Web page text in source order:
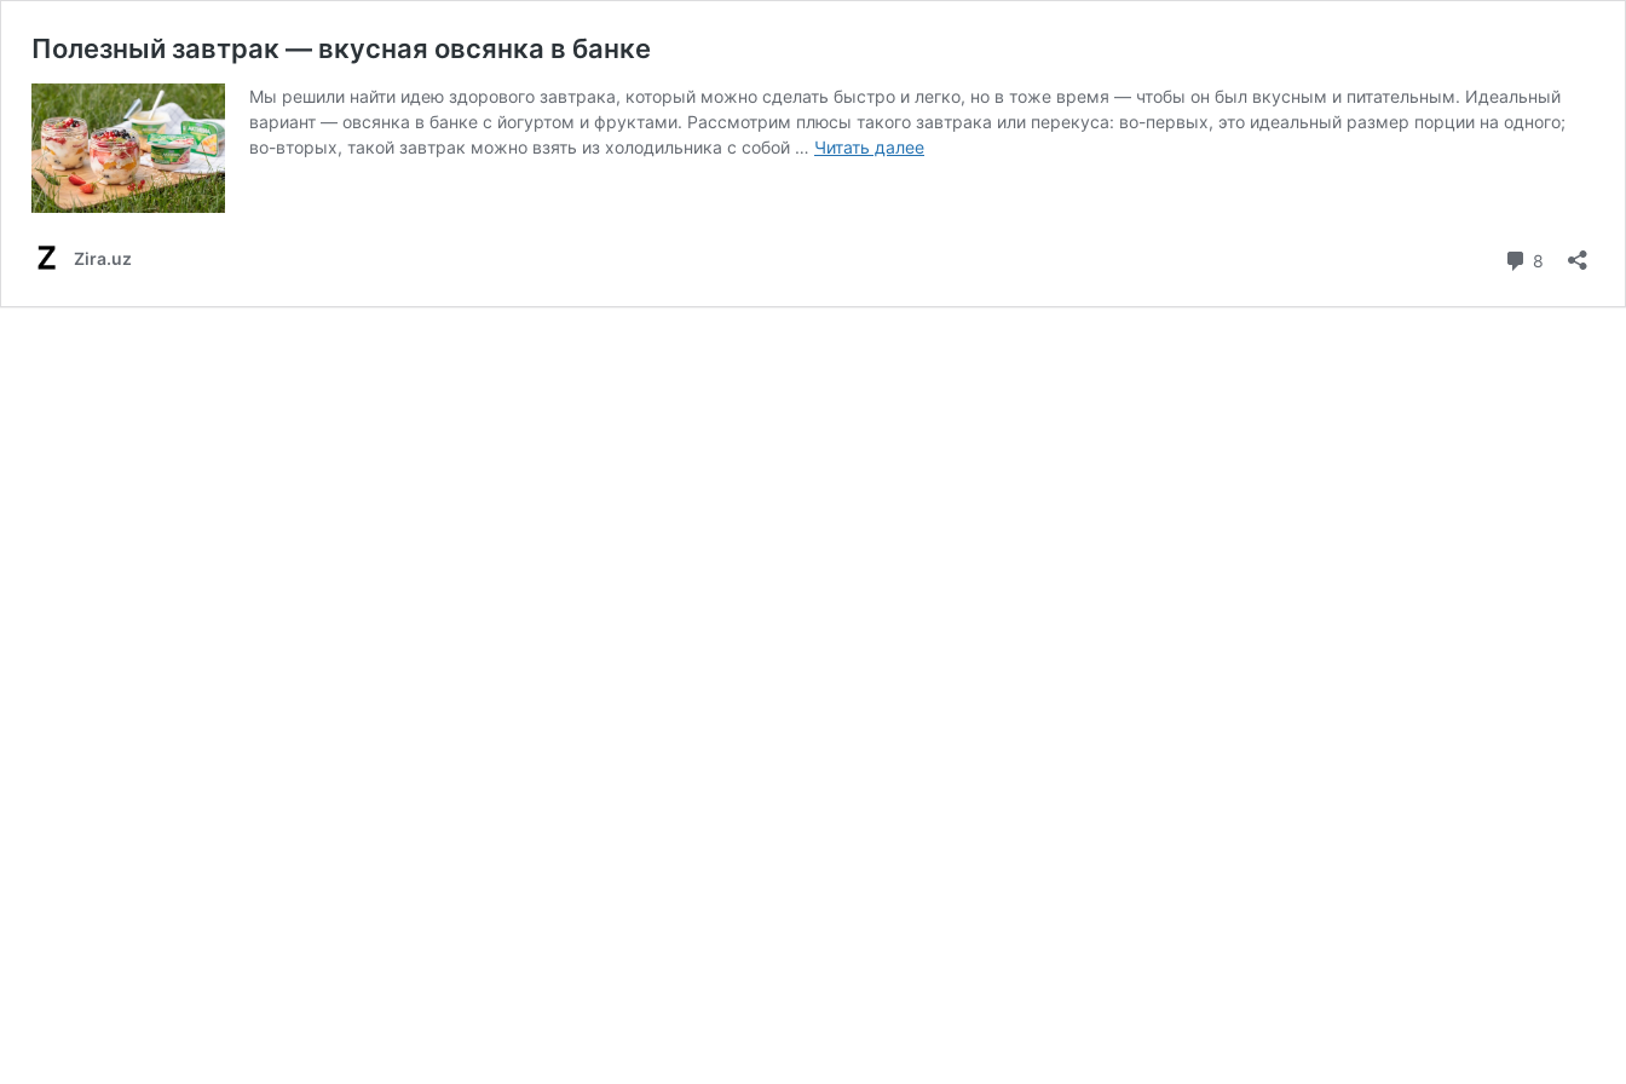
Полезный завтрак — вкусная овсянка в банке
Мы решили найти идею здорового завтрака, который можно сделать быстро и легко, но в тоже время — чтобы он был вкусным и питательным. Идеальный
вариант — овсянка в банке с йогуртом и фруктами. Рассмотрим плюсы такого завтрака или перекуса: во-первых, это идеальный размер порции на одного;
во-вторых, такой завтрак можно взять из холодильника с собой … Читать далее
Zira.uz 8